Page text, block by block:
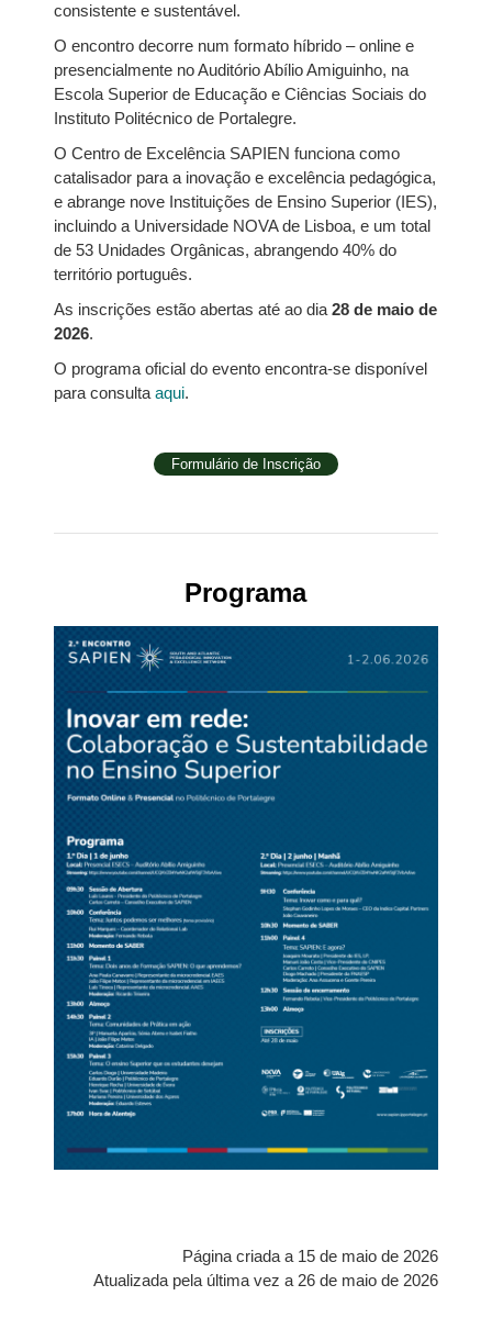
consistente e sustentável.
O encontro decorre num formato híbrido – online e
presencialmente no Auditório Abílio Amiguinho, na
Escola Superior de Educação e Ciências Sociais do
Instituto Politécnico de Portalegre.
O Centro de Excelência SAPIEN funciona como
catalisador para a inovação e excelência pedagógica,
e abrange nove Instituições de Ensino Superior (IES),
incluindo a Universidade NOVA de Lisboa, e um total
de 53 Unidades Orgânicas, abrangendo 40% do
território português.
As inscrições estão abertas até ao dia 28 de maio de
2026.
O programa oficial do evento encontra-se disponível
para consulta aqui.
Formulário de Inscrição
Programa
Página criada a 15 de maio de 2026
Atualizada pela última vez a 26 de maio de 2026